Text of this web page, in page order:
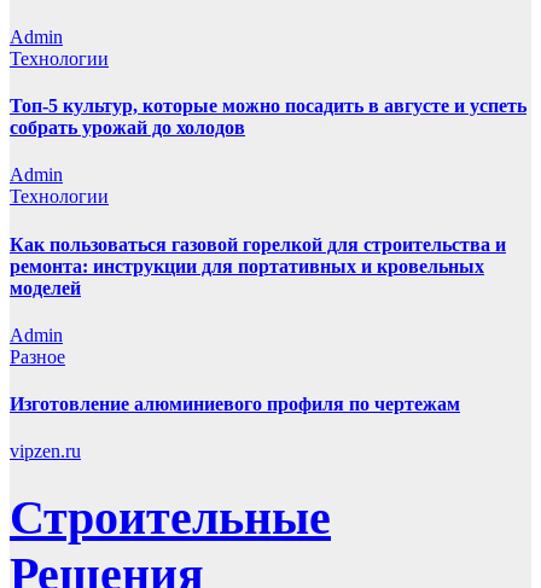
Admin
Технологии
Топ-5 культур, которые можно посадить в августе и успеть
собрать урожай до холодов
Admin
Технологии
Как пользоваться газовой горелкой для строительства и
ремонта: инструкции для портативных и кровельных
моделей
Admin
Разное
Изготовление алюминиевого профиля по чертежам
vipzen.ru
Строительные
Решения